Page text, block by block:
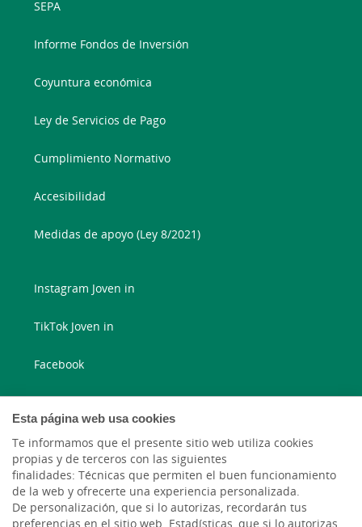
Esta página web usa cookies
Te informamos que el presente sitio web utiliza cookies
propias y de terceros con las siguientes
finalidades: Técnicas que permiten el buen funcionamiento
de la web y ofrecerte una experiencia personalizada.
De personalización, que si lo autorizas, recordarán tus
preferencias en el sitio web. Estadísticas, que si lo autorizas,
SEPA
Informe Fondos de Inversión
Coyuntura económica
Ley de Servicios de Pago
Cumplimiento Normativo
Accesibilidad
Medidas de apoyo (Ley 8/2021)
Instagram Joven in
TikTok Joven in
Facebook
Instagram
X
LinkedIn
YouTube